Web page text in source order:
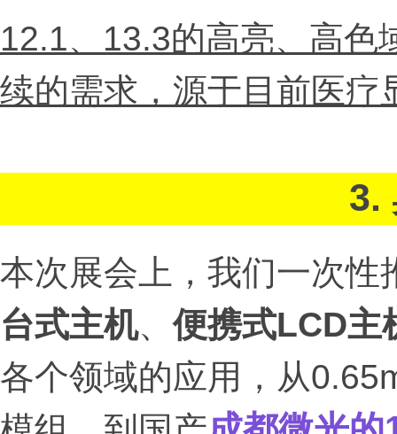
12.1、13.3的高亮、高色
续的需求，源于目前医疗
3.
本次展会上，我们一次性
台式主机、便携式LCD主
各个领域的应用，从